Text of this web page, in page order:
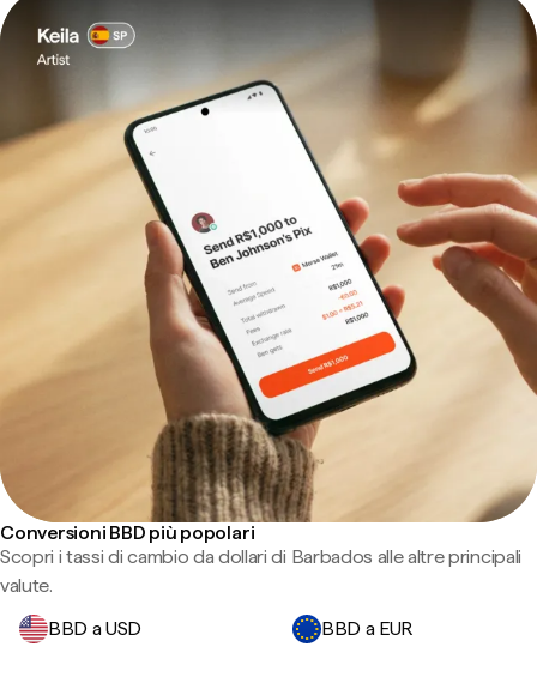
Conversioni BBD più popolari
Scopri i tassi di cambio da dollari di Barbados alle altre principali
valute.
BBD a USD
BBD a EUR